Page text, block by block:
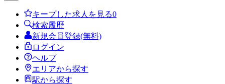
キープした求人を見る0
検索履歴
新規会員登録(無料)
ログイン
ヘルプ
エリアから探す
駅から探す